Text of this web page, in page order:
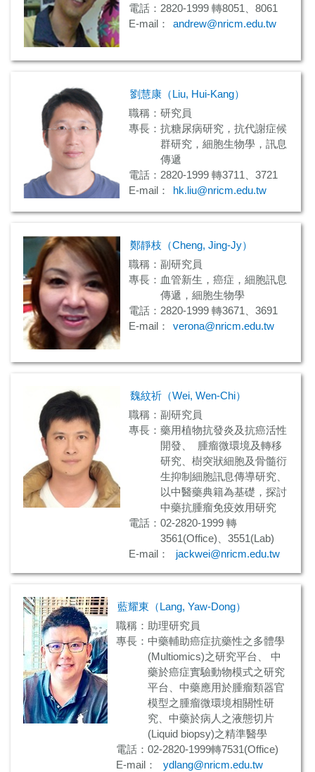
電話：2820-1999 轉8051、8061
E-mail：
andrew@nricm.edu.tw
劉慧康（Liu, Hui-Kang）
職稱：研究員
專長：抗糖尿病研究，抗代謝症候
群研究，細胞生物學，訊息
傳遞
電話：2820-1999 轉3711、3721
E-mail：
hk.liu@nricm.edu.tw
鄭靜枝（Cheng, Jing-Jy）
職稱：副研究員
專長：血管新生，癌症，細胞訊息
傳遞，細胞生物學
電話：2820-1999 轉3671、3691
E-mail：
verona@nricm.edu.tw
魏紋祈（Wei, Wen-Chi）
職稱：副研究員
專長：藥用植物抗發炎及抗癌活性
開發、 腫瘤微環境及轉移
研究、樹突狀細胞及骨髓衍
生抑制細胞訊息傳導研究、
以中醫藥典籍為基礎，探討
中藥抗腫瘤免疫效用研究
電話：02-2820-1999 轉
3561(Office)、3551(Lab)
E-mail：
jackwei@nricm.edu.tw
藍耀東（Lang, Yaw-Dong）
職稱：助理研究員
專長：中藥輔助癌症抗藥性之多體學
(Multiomics)之研究平台、 中
藥於癌症實驗動物模式之研究
平台、中藥應用於腫瘤類器官
模型之腫瘤微環境相關性研
究、中藥於病人之液態切片
(Liquid biopsy)之精準醫學
電話：02-2820-1999轉7531(Office)
E-mail：
ydlang@nricm.edu.tw